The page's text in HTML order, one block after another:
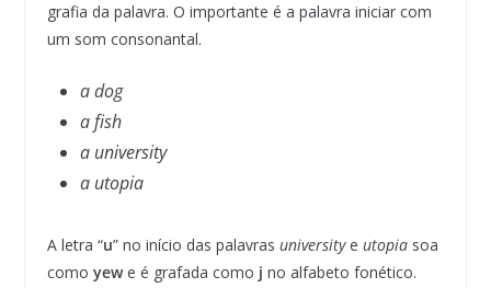
grafia da palavra. O importante é a palavra iniciar com
um som consonantal.
a dog
a fish
a university
a utopia
A letra “u” no início das palavras universitye utopiasoa
como yewe é grafada como j no alfabeto fonético.